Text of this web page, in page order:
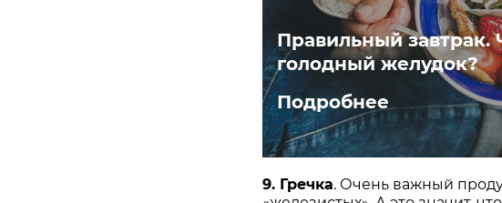
Правильный завтрак.
голодный желудок?
Подробнее
9. Гречка. Очень важный